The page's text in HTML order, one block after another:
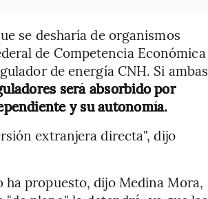
se desharía de organismos
de Competencia Económica
de energía CNH. Si ambas
será absorbido por
y su autonomía.
extranjera directa", dijo
ha propuesto, dijo Medina Mora,